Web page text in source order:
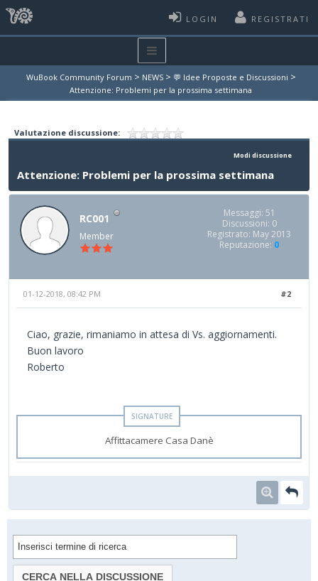
LOGIN REGISTRATI
WuBook Community Forum > NEWS > 💬 Idee Proposte e Discussioni >
Attenzione: Problemi per la prossima settimana
Valutazione discussione:
Modi discussione
Attenzione: Problemi per la prossima settimana
RC001
Member
Messaggi: 51
Discussioni: 0
Registrato: May 2013
Reputazione: 0
#2
01-12-2018, 08:42 PM
Ciao, grazie, rimaniamo in attesa di Vs. aggiornamenti.
Buon lavoro
Roberto
Affittacamere Casa Danè